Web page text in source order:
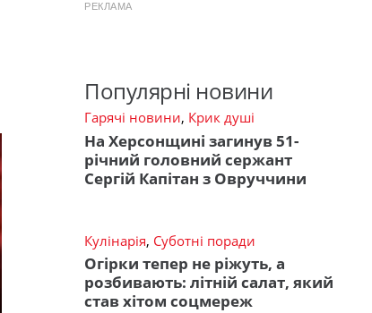
РЕКЛАМА
Популярні новини
Гарячі новини, Крик душі
На Херсонщині загинув 51-
річний головний сержант
Сергій Капітан з Овруччини
Кулінарія, Суботні поради
Огірки тепер не ріжуть, а
розбивають: літній салат, який
став хітом соцмереж